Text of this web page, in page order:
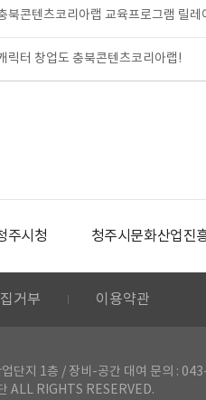
북콘텐츠코리아랩 교육프로그램 릴레
릭터 창업도 충북콘텐츠코리아랩!
주시청 청주시문화산업진
거부 이용약관
업단지 1층 / 장비-공간 대여 문의
ALL RIGHTS RESERVED.